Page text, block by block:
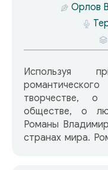
Орлов
Используя
творчестве,
обществе, о
Романы
странах мира.